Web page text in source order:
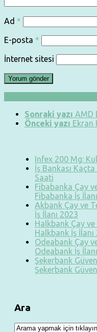
Ad *
E-posta *
İnternet sitesi
Sonraki yazı AMD
Önceki yazı Ekran
Infex 200 Mg:
İş Bankası Kaçta
Saati
Fibabanka Çay
Fibabanka İş İlanı
Akbank Çay ve
İş İlanı 2023
Halkbank Çay ve
Halkbank İş İlanı
Odeabank Çay
Odeabank İş
Şekerbank
Şekerbank
Ara